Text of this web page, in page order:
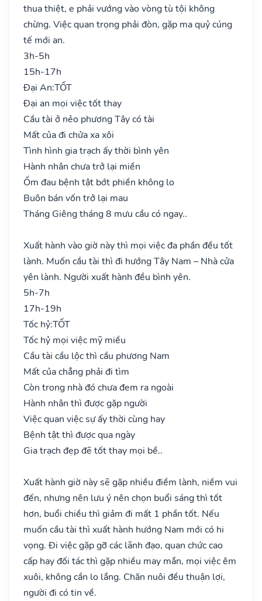
thua thiệt, e phải vướng vào vòng tù tội không
chừng. Việc quan trọng phải đòn, gặp ma quỷ cúng
tế mới an.
3h-5h
15h-17h
Đại An:TỐT
Đại an mọi việc tốt thay
Cầu tài ở nẻo phương Tây có tài
Mất của đi chửa xa xôi
Tình hình gia trạch ấy thời bình yên
Hành nhân chưa trở lại miền
Ốm đau bệnh tật bớt phiền không lo
Buôn bán vốn trở lại mau
Tháng Giêng tháng 8 mưu cầu có ngay..
Xuất hành vào giờ này thì mọi việc đa phần đều tốt
lành. Muốn cầu tài thì đi hướng Tây Nam – Nhà cửa
yên lành. Người xuất hành đều bình yên.
5h-7h
17h-19h
Tốc hỷ:TỐT
Tốc hỷ mọi việc mỹ miều
Cầu tài cầu lộc thì cầu phương Nam
Mất của chẳng phải đi tìm
Còn trong nhà đó chưa đem ra ngoài
Hành nhân thì được gặp người
Việc quan việc sự ấy thời cùng hay
Bệnh tật thì được qua ngày
Gia trạch đẹp đẽ tốt thay mọi bề..
Xuất hành giờ này sẽ gặp nhiều điềm lành, niềm vui
đến, nhưng nên lưu ý nên chọn buổi sáng thì tốt
hơn, buổi chiều thì giảm đi mất 1 phần tốt. Nếu
muốn cầu tài thì xuất hành hướng Nam mới có hi
vọng. Đi việc gặp gỡ các lãnh đạo, quan chức cao
cấp hay đối tác thì gặp nhiều may mắn, mọi việc êm
xuôi, không cần lo lắng. Chăn nuôi đều thuận lợi,
người đi có tin về.